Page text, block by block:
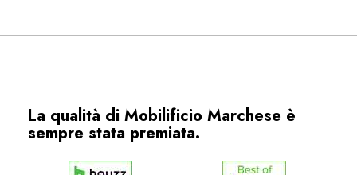
La qualità di Mobilificio Marchese è
sempre stata premiata.